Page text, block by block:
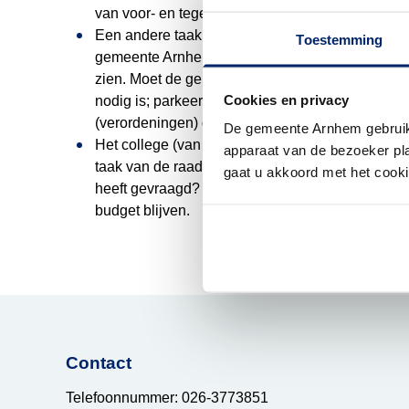
Toestemming
Cookies en privacy
De gemeente Arnhem
apparaat van de bezoeker
gaat u akkoord met het
van voor- en tegenstanders afwegen;
Een andere taak is het kaderstellen. De raad
gemeente Arnhem. Raadsleden houden zich
zien. Moet de gemeente groener worden?
nodig is; parkeergarages, fietspaden of
(verordeningen) die alleen gelden voor de
Het college (van burgemeester en wethouders)
taak van de raad om te controleren of het
heeft gevraagd? Ook controleert de raad of
budget blijven.
Contact
Telefoonnummer: 026-3773851